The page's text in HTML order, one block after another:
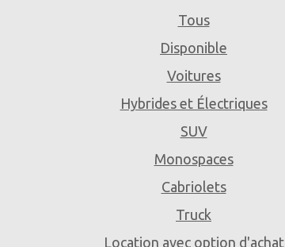
Tous
Disponible
Voitures
Hybrides et Électriques
SUV
Monospaces
Cabriolets
Truck
Location avec option d'achat